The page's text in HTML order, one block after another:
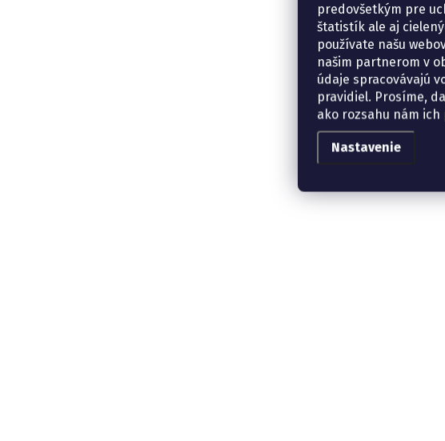
predovšetkým pre
štatistík ale aj
používate našu
našim partnerom v
údaje spracovávajú
pravidiel. Prosíme,
ako rozsahu nám
Nastavenie